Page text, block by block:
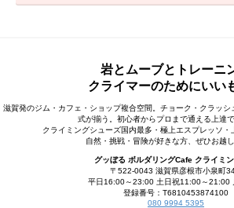
岩とムーブとトレーニ
クライマーのためにいい
滋賀発のジム・カフェ・ショップ複合空間。チョーク・クラッ
式が揃う。初心者からプロまで通える上達で
クライミングシューズ国内最多・極上エスプレッソ・
自然・挑戦・冒険が好きな方、ぜひお越
グッぼる ボルダリングCafe クライミ
〒522-0043 滋賀県彦根市小泉町
平日16:00～23:00 土日祝11:00～21:00
登録番号：T6810453874100
080 9994 5395